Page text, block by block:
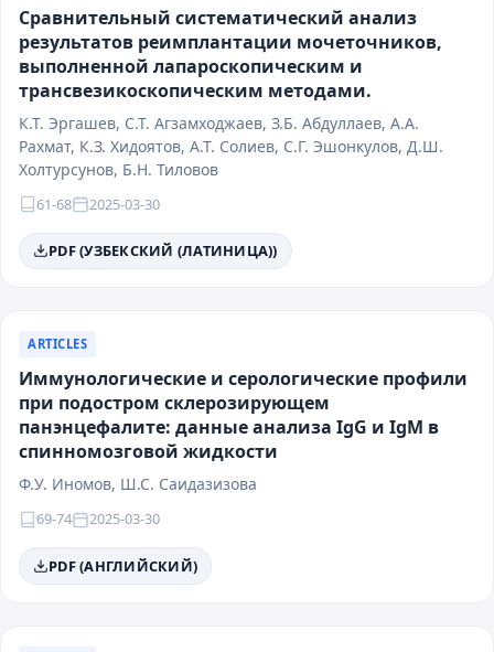
Сравнительный систематический анализ
результатов реимплантации мочеточников,
выполненной лапароскопическим и
трансвезикоскопическим методами.
К.Т. Эргашев, С.Т. Агзамходжаев, З.Б. Абдуллаев, А.А.
Рахмат, К.З. Хидоятов, А.Т. Солиев, С.Г. Эшонкулов, Д.Ш.
Холтурсунов, Б.Н. Тиловов
61-68 2025-03-30
PDF (УЗБЕКСКИЙ (ЛАТИНИЦА))
ARTICLES
Иммунологические и серологические профили
при подостром склерозирующем
панэнцефалите: данные анализа IgG и IgM в
спинномозговой жидкости
Ф.У. Иномов, Ш.С. Саидазизова
69-74 2025-03-30
PDF (АНГЛИЙСКИЙ)